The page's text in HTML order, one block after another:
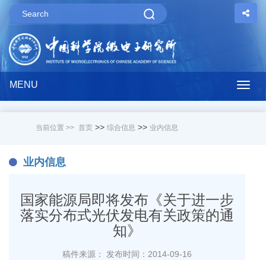
MENU
当前位置 >> 首页 >> 综合信息 >> 业内信息
业内信息
国家能源局即将发布《关于进一步
落实分布式光伏发电有关政策的通
知》
稿件来源： 发布时间：2014-09-16